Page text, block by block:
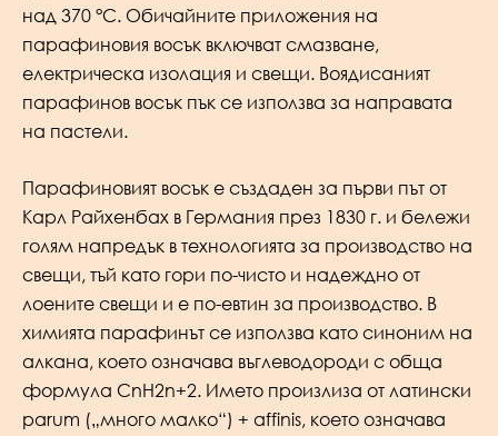
над 370 °C. Обичайните приложения на
парафиновия восък включват смазване,
електрическа изолация и свещи. Bоядисаният
парафинов восък пък се използва за направата
на пастели.
Парафиновият восък е създаден за първи път от
Карл Райхенбах в Германия през 1830 г. и бележи
голям напредък в технологията за производство на
свещи, тъй като гори по-чисто и надеждно от
лоените свещи и е по-евтин за производство. В
химията парафинът се използва като синоним на
алкана, което означава въглеводороди с обща
формула CnH2n+2. Името произлиза от латински
parum („много малко“) + affinis, което означава